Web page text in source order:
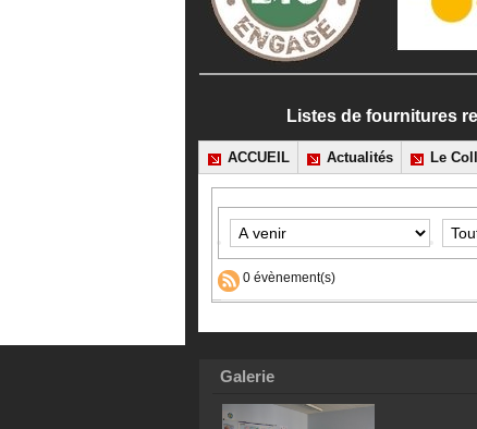
Listes de
ACCUEIL Actualités Le
0 évènement(s)
Galerie